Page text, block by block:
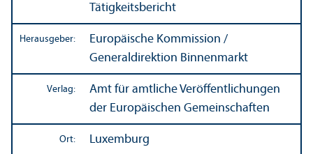
Tätigkeits­bericht
Herausgeber:
Europäische Kommission /
Generaldirektion Binnen­markt
Verlag:
Amt für amtliche Veröffentlichungen
der Europäischen Gemeinschaften
Ort: Luxemburg